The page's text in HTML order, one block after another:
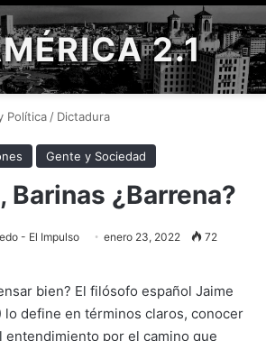
2.1
Política / Dictadura
Gente y Sociedad
Barinas ¿Barrena?
- El Impulso enero 23, 2022 72
bien? El filósofo español Jaime
lo define en términos claros, conocer
entendimiento por el camino que